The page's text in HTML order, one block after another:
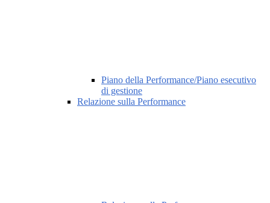
Piano della Performance/Piano esecutivo
di gestione
Relazione sulla Performance